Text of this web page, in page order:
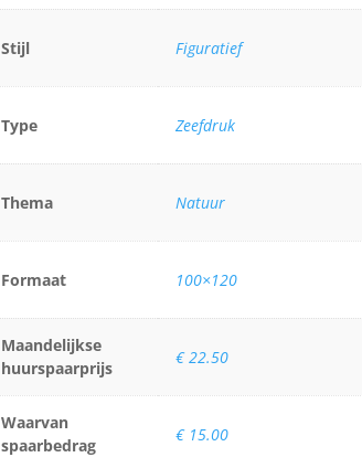
Stijl Figuratief
Type Zeefdruk
Thema Natuur
Formaat 100×120
Maandelijkse
huurspaarprijs
€ 22.50
Waarvan
spaarbedrag
€ 15.00